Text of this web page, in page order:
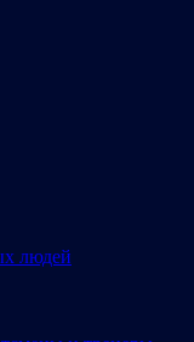
людей